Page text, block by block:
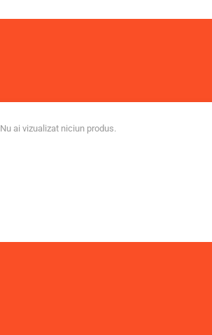
Nu ai vizualizat niciun produs.